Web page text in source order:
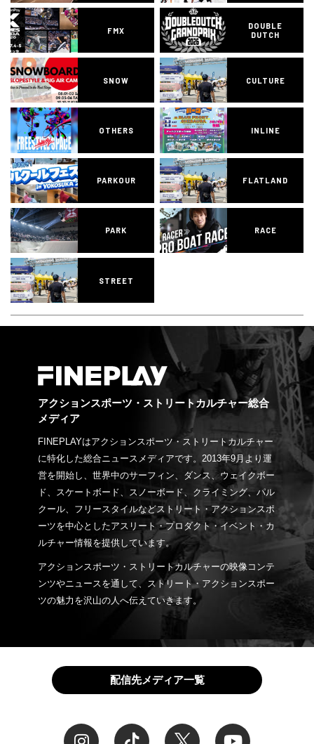
FMX
DOUBLE
DUTCH
SNOW CULTURE
OTHERS INLINE
PARKOUR FLATLAND
PARK RACE
STREET
アクションスポーツ・ストリートカルチャー総合
メディア
FINEPLAYはアクションスポーツ・ストリートカルチャー
に特化した総合ニュースメディアです。2013年9月より運
営を開始し、世界中のサーフィン、ダンス、ウェイクボー
ド、スケートボード、スノーボード、クライミング、パル
クール、フリースタイルなどストリート・アクションスポ
ーツを中心としたアスリート・プロダクト・イベント・カ
ルチャー情報を提供しています。
アクションスポーツ・ストリートカルチャーの映像コンテ
ンツやニュースを通して、ストリート・アクションスポー
ツの魅力を沢山の人へ伝えていきます。
配信先メディア一覧